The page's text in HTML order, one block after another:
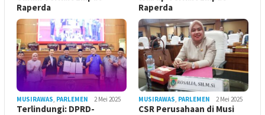
Raperda
Raperda
MUSIRAWAS, PARLEMEN 2 Mei 2025
Terlindungi: DPRD-
MUSIRAWAS, PARLEMEN 2 Mei 2025
CSR Perusahaan di Musi